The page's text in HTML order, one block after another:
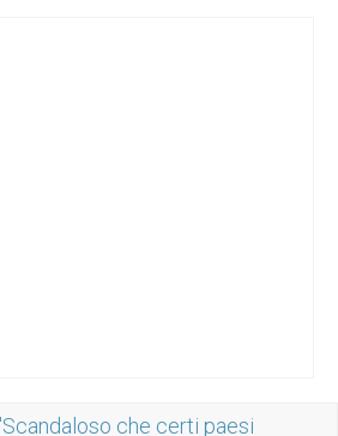
che certi paesi